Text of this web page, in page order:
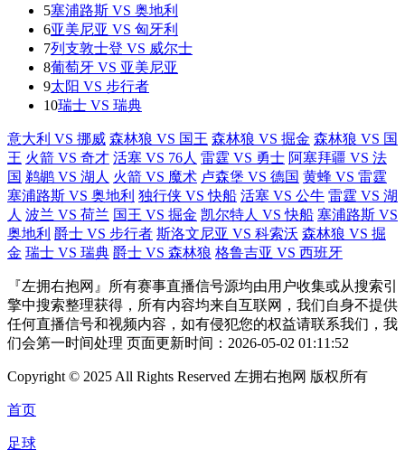
5塞浦路斯 VS 奥地利
6亚美尼亚 VS 匈牙利
7列支敦士登 VS 威尔士
8葡萄牙 VS 亚美尼亚
9太阳 VS 步行者
10瑞士 VS 瑞典
意大利 VS 挪威 森林狼 VS 国王 森林狼 VS 掘金 森林狼 VS 国
王 火箭 VS 奇才 活塞 VS 76人 雷霆 VS 勇士 阿塞拜疆 VS 法
国 鹈鹕 VS 湖人 火箭 VS 魔术 卢森堡 VS 德国 黄蜂 VS 雷霆
塞浦路斯 VS 奥地利 独行侠 VS 快船 活塞 VS 公牛 雷霆 VS 湖
人 波兰 VS 荷兰 国王 VS 掘金 凯尔特人 VS 快船 塞浦路斯 VS
奥地利 爵士 VS 步行者 斯洛文尼亚 VS 科索沃 森林狼 VS 掘
金 瑞士 VS 瑞典 爵士 VS 森林狼 格鲁吉亚 VS 西班牙
『左拥右抱网』所有赛事直播信号源均由用户收集或从搜索引
擎中搜索整理获得，所有内容均来自互联网，我们自身不提供
任何直播信号和视频内容，如有侵犯您的权益请联系我们，我
们会第一时间处理 页面更新时间：2026-05-02 01:11:52
Copyright © 2025 All Rights Reserved 左拥右抱网 版权所有
首页
足球